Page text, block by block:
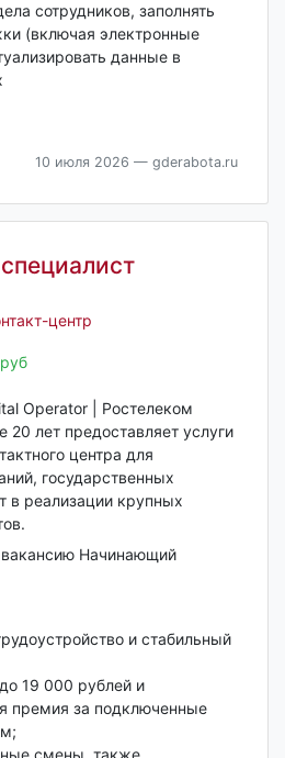
сотрудников, заполнять
(включая электронные
данные в
10 июля 2026 — gderabota.ru
центр
Operator | Ростелеком
20 лет предоставляет услуги
центра для
государственных
в реализации крупных
Начинающий
и стабильный
19 000 рублей и
премия за подключенные